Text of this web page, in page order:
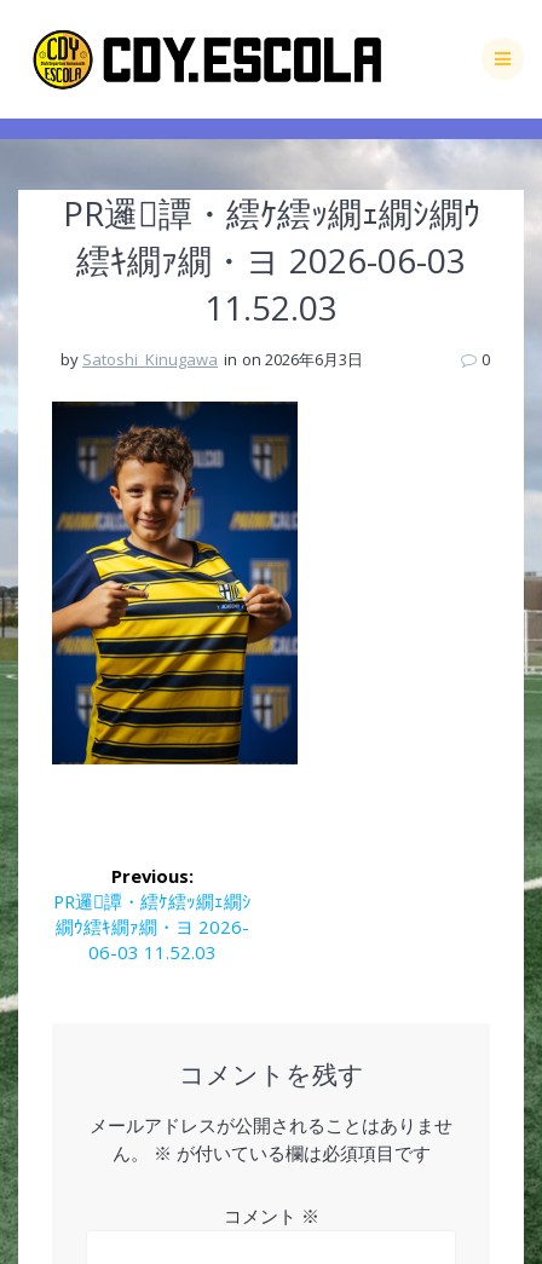
to
content
PR邏譚・繧ｹ繧ｯ繝ｪ繝ｼ繝ｳ
繧ｷ繝ｧ繝・ヨ 2026-06-03
11.52.03
by Satoshi_Kinugawa in on 2026年6月3日 0
投
稿
ナ
ビ
ゲ
ー
シ
ョ
ン
Previous:
Previous
post:
PR邏譚・繧ｹ繧ｯ繝ｪ繝ｼ
繝ｳ繧ｷ繝ｧ繝・ヨ 2026-
06-03 11.52.03
コメントを残す
メールアドレスが公開されることはありませ
ん。
※ が付いている欄は必須項目です
コメント ※